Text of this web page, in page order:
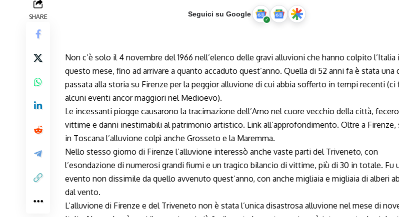
SHARE Seguici su Google
Non c’è solo il 4 novembre del 1966 nell’elenco delle gravi alluvioni che hanno colpito l’Italia
questo mese, fino ad arrivare a quanto accaduto quest’anno. Quella di 52 anni fa è stata una
passata alla storia su Firenze per la peggior alluvione di cui abbia sofferto in tempi recenti (ci
alcuni eventi ancor maggiori nel Medioevo).
Le incessanti piogge causarono la tracimazione dell’Arno nel cuore vecchio della città,
vittime e danni inestimabili al patrimonio artistico. Link all’approfondimento. Oltre a Firenze,
in Toscana l’alluvione colpì anche Grosseto e la Maremma.
Nello stesso giorno di Firenze l’alluvione interessò anche vaste parti del Triveneto, con
l’esondazione di numerosi grandi fiumi e un tragico bilancio di vittime, più di 30 in totale. Fu
evento non dissimile da quello avvenuto quest’anno, con anche migliaia e migliaia di alberi
dal vento.
L’alluvione di Firenze e del Triveneto non è stata l’unica disastrosa alluvione nel mese di